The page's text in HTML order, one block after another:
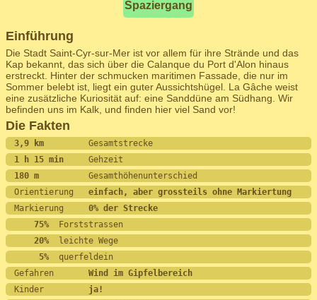
Spaziergang
Einführung
Die Stadt Saint-Cyr-sur-Mer ist vor allem für ihre Strände und das
Kap bekannt, das sich über die Calanque du Port d'Alon hinaus
erstreckt. Hinter der schmucken maritimen Fassade, die nur im
Sommer belebt ist, liegt ein guter Aussichtshügel. La Gâche weist
eine zusätzliche Kuriosität auf: eine Sanddüne am Südhang. Wir
befinden uns im Kalk, und finden hier viel Sand vor!
Die Fakten
3,9 km Gesamtstrecke
1 h 15 min Gehzeit
180 m Gesamthöhenunterschied
Orientierung einfach, aber grossteils ohne Markiertung
Markierung 0% der Strecke
    75%
  Forststrassen
    20%
  leichte Wege
     5%
  querfeldein
Gefahren Wind im Gipfelbereich
Kinder ja!